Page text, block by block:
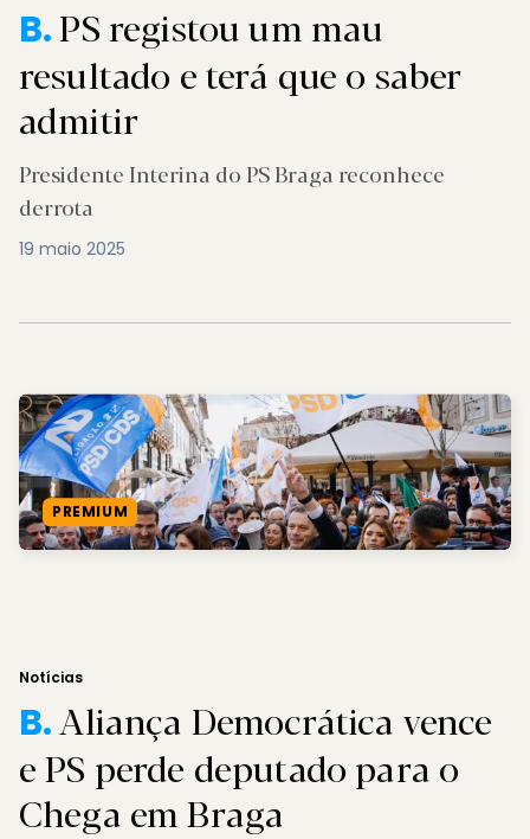
B.PS registou um mau
resultado e terá que o saber
admitir
Presidente Interina do PS Braga reconhece
derrota
19 maio 2025
PREMIUM
Notícias
B.Aliança Democrática vence
e PS perde deputado para o
Chega em Braga